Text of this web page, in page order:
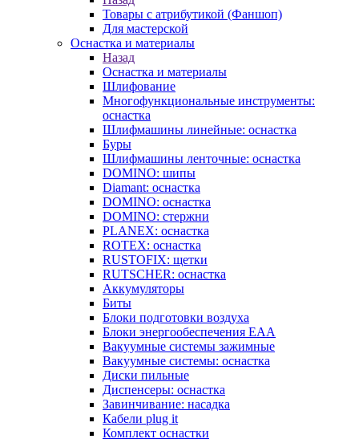
Товары с атрибутикой (Фаншоп)
Для мастерской
Оснастка и материалы
Назад
Оснастка и материалы
Шлифование
Многофункциональные инструменты:
оснастка
Шлифмашины линейные: оснастка
Буры
Шлифмашины ленточные: оснастка
DOMINO: шипы
Diamant: оснастка
DOMINO: оснастка
DOMINO: стержни
PLANEX: оснастка
ROTEX: оснастка
RUSTOFIX: щетки
RUTSCHER: оснастка
Аккумуляторы
Биты
Блоки подготовки воздуха
Блоки энергообеспечения EAA
Вакуумные системы зажимные
Вакуумные системы: оснастка
Диски пильные
Диспенсеры: оснастка
Завинчивание: насадка
Кабели plug it
Комплект оснастки